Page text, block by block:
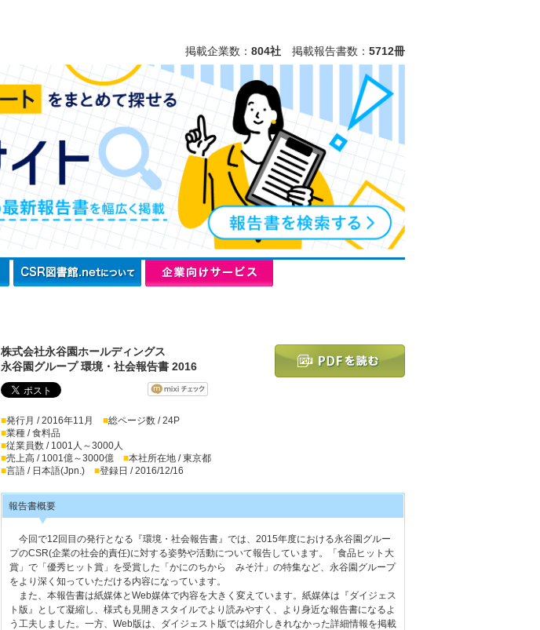
掲載企業数： 804社 掲載報告書数： 5712冊
株式会社永谷園ホールディングス
永谷園グループ 環境・社会報告書 2016
■発行月 / 2016年11月 ■総ページ数 / 24P
■業種 / 食料品
■従業員数 / 1001人～3000人
■売上高 / 1001億～3000億 ■本社所在地 / 東京都
■言語 / 日本語(Jpn.) ■登録日 / 2016/12/16
報告書概要
今回で12回目の発行となる『環境・社会報告書』では、2015年度における永谷園グルー
プのCSR(企業の社会的責任)に対する姿勢や活動について報告しています。「食品ヒット大
賞」で「優秀ヒット賞」を受賞した「かにのちから みそ汁」の特集など、永谷園グループ
をより深く知っていただける内容になっています。
また、本報告書は紙媒体とWeb媒体で内容を大きく変えています。紙媒体は『ダイジェス
ト版』として凝縮し、様式も見開きスタイルでより読みやすく、より身近な報告書になるよ
う工夫しました。一方、Web版は、ダイジェスト版では紹介しきれなかった詳細情報を掲載